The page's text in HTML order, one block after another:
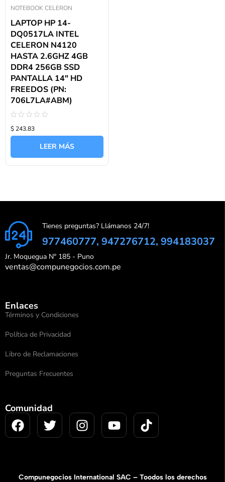
NOTEBOOK CELERON
LAPTOP HP 14-
DQ0517LA INTEL
CELERON N4120
HASTA 2.6GHZ 4GB
DDR4 256GB SSD
PANTALLA 14″ HD
FREEDOS (PN:
706L7LA#ABM)
con
0
$ 243.83
LEER MÁS
Tienes preguntas? Llámanos 24/7!
977460777, 947276712, 994183037
Jr. Moquegua N° 185 - Puno
ventas@compunegocios.com.pe
Enlaces
Términos y Condiciones
Política de Privacidad
Libro de Reclamaciones
Preguntas Frecuentes
Comunidad
Compunegocios International SAC – Toodos los derechos